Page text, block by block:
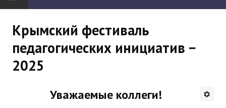
"Боевая" русистика
Будни института
Крымский фестиваль
педагогических инициатив −
2025
Уважаемые коллеги!